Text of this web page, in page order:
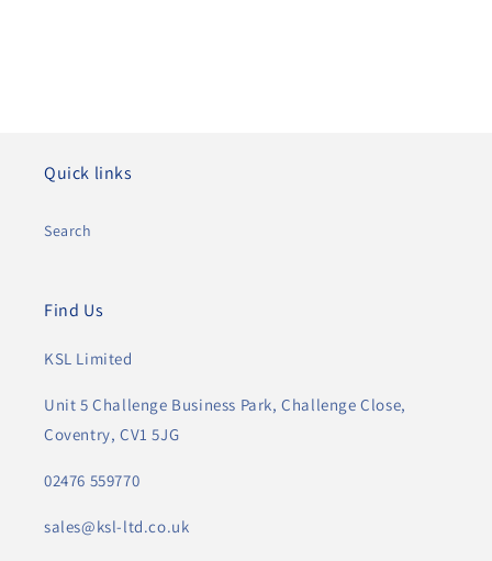
Quick links
Search
Find Us
KSL Limited
Unit 5 Challenge Business Park, Challenge Close,
Coventry, CV1 5JG
02476 559770
sales@ksl-ltd.co.uk